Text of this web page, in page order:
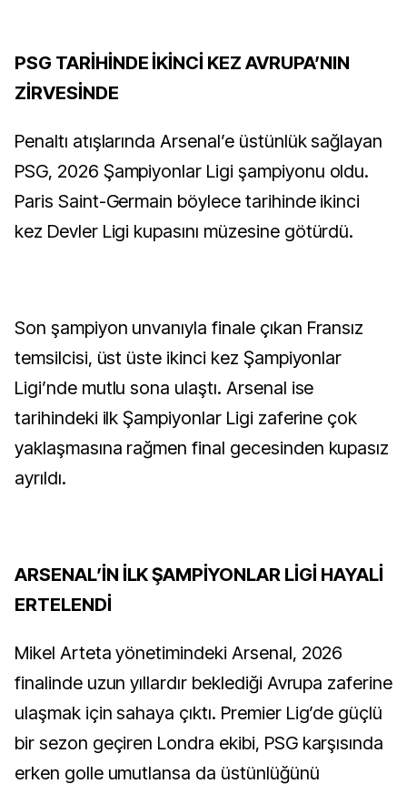
PSG TARİHİNDE İKİNCİ KEZ AVRUPA’NIN
ZİRVESİNDE
Penaltı atışlarında Arsenal’e üstünlük sağlayan
PSG, 2026 Şampiyonlar Ligi şampiyonu oldu.
Paris Saint-Germain böylece tarihinde ikinci
kez Devler Ligi kupasını müzesine götürdü.
Son şampiyon unvanıyla finale çıkan Fransız
temsilcisi, üst üste ikinci kez Şampiyonlar
Ligi’nde mutlu sona ulaştı. Arsenal ise
tarihindeki ilk Şampiyonlar Ligi zaferine çok
yaklaşmasına rağmen final gecesinden kupasız
ayrıldı.
ARSENAL’İN İLK ŞAMPİYONLAR LİGİ HAYALİ
ERTELENDİ
Mikel Arteta yönetimindeki Arsenal, 2026
finalinde uzun yıllardır beklediği Avrupa zaferine
ulaşmak için sahaya çıktı. Premier Lig’de güçlü
bir sezon geçiren Londra ekibi, PSG karşısında
erken golle umutlansa da üstünlüğünü